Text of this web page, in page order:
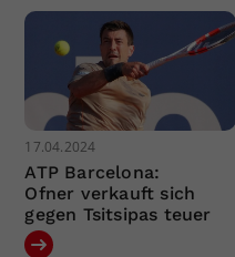
17.04.2024
ATP Barcelona:
Ofner verkauft sich
gegen Tsitsipas teuer